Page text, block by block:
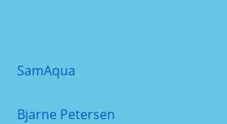
SamAqua
Bjarne Petersen